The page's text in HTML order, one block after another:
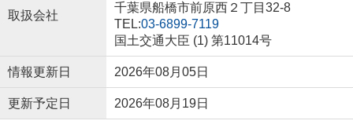
取扱会社
千葉県船橋市前原西２丁目32-8
TEL:03-6899-7119
国土交通大臣 (1) 第11014号
情報更新日 2026年08月05日
更新予定日 2026年08月19日